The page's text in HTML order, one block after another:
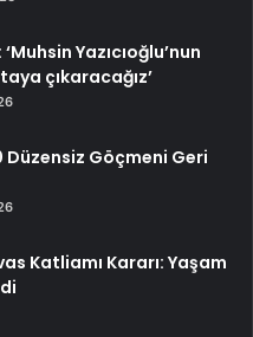
Yazıcıoğlu’nun
çıkaracağız’
Düzensiz Göçmeni Geri
Katliamı Kararı: Yaşam